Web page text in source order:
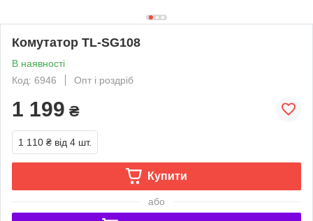
Комутатор TL-SG108
В наявності
Код: 6946
Опт і роздріб
1 199 ₴
1 110 ₴ від 4 шт.
Купити
або